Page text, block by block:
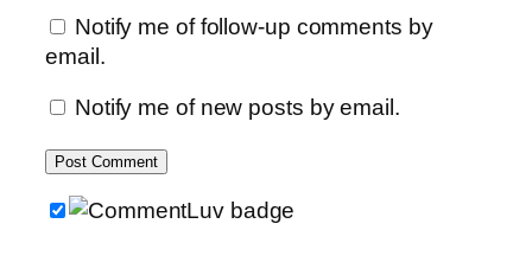
Notify me of follow-up comments by
email.
Notify me of new posts by email.